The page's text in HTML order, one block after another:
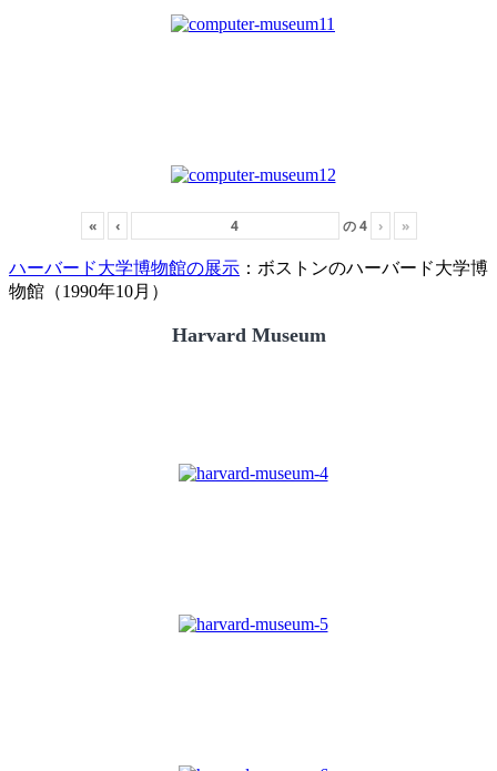
« ‹ の4 › »
ハーバード大学博物館の展示 ：ボストンのハーバード大学博
物館（1990年10月）
Harvard Museum